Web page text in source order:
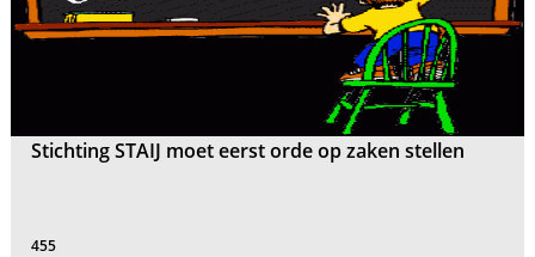
Stichting STAIJ moet eerst orde op zaken stellen
455